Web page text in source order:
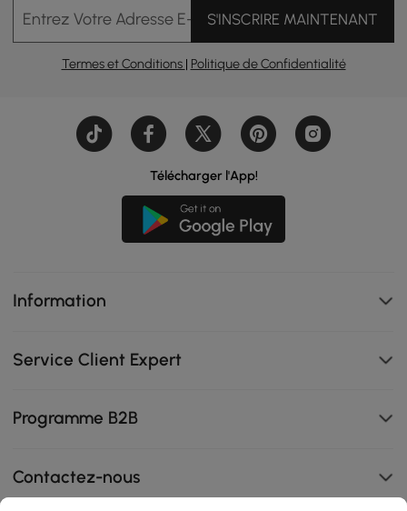
Entrez Votre Adresse E-mailS'INSCRIRE MAINTENANT
Termes et Conditions | Politique de Confidentialité
Télécharger l'App!
Information
Service Client Expert
Programme B2B
Contactez-nous